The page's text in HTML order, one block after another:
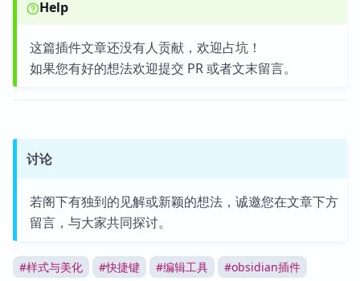
Help
这篇插件文章还没有人贡献，欢迎占坑！
如果您有好的想法欢迎提交 PR 或者文末留言。
讨论
若阁下有独到的见解或新颖的想法，诚邀您在文章下方
留言，与大家共同探讨。
#样式与美化 #快捷键 #编辑工具 #obsidian插件